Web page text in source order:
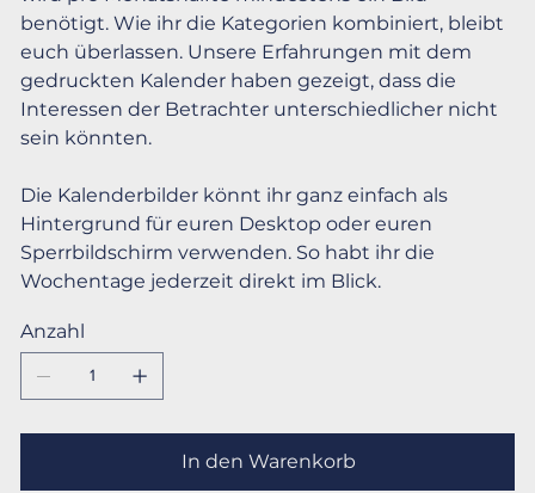
benötigt. Wie ihr die Kategorien kombiniert, bleibt
euch überlassen. Unsere Erfahrungen mit dem
gedruckten Kalender haben gezeigt, dass die
Interessen der Betrachter unterschiedlicher nicht
sein könnten.
Die Kalenderbilder könnt ihr ganz einfach als
Hintergrund für euren Desktop oder euren
Sperrbildschirm verwenden. So habt ihr die
Wochentage jederzeit direkt im Blick.
Anzahl
In den Warenkorb